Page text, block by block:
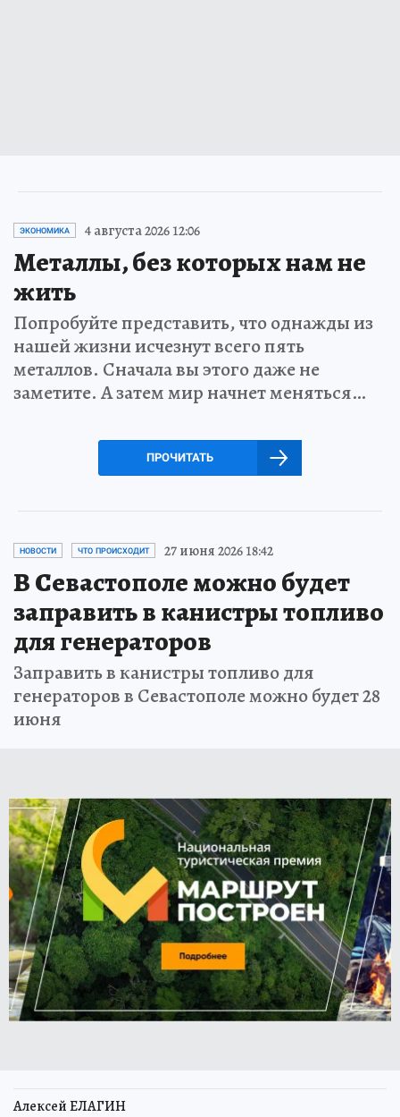
ЭКОНОМИКА 4 августа 2026 12:06
Металлы, без которых нам не
жить
Попробуйте представить, что однажды из
нашей жизни исчезнут всего пять
металлов. Сначала вы этого даже не
заметите. А затем мир начнет меняться…
ПРОЧИТАТЬ
НОВОСТИ ЧТО ПРОИСХОДИТ 27 июня 2026 18:42
В Севастополе можно будет
заправить в канистры топливо
для генераторов
Заправить в канистры топливо для
генераторов в Севастополе можно будет 28
июня
Алексей ЕЛАГИН